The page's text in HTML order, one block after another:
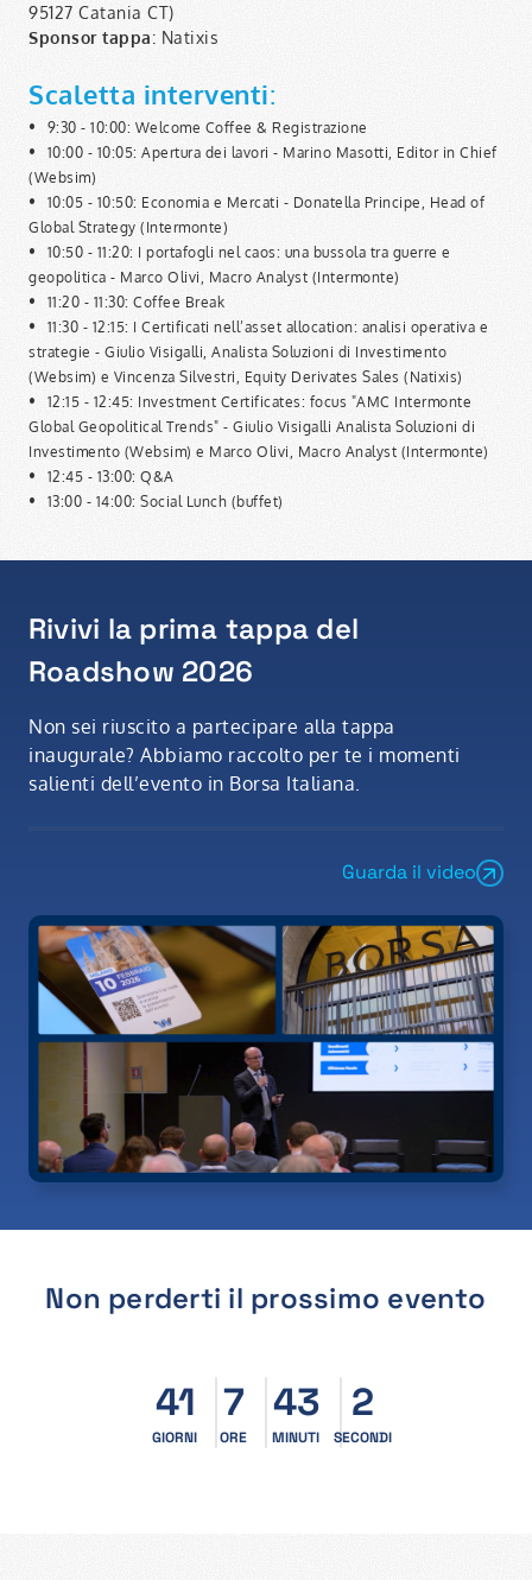
95127 Catania CT)
Sponsor tappa: Natixis
Scaletta interventi:
• 9:30 - 10:00: Welcome Coffee & Registrazione
• 10:00 - 10:05: Apertura dei lavori - Marino Masotti, Editor in Chief
(Websim)
• 10:05 - 10:50: Economia e Mercati - Donatella Principe, Head of
Global Strategy (Intermonte)
• 10:50 - 11:20: I portafogli nel caos: una bussola tra guerre e
geopolitica - Marco Olivi, Macro Analyst (Intermonte)
• 11:20 - 11:30: Coffee Break
• 11:30 - 12:15: I Certificati nell’asset allocation: analisi operativa e
strategie - Giulio Visigalli, Analista Soluzioni di Investimento
(Websim) e Vincenza Silvestri, Equity Derivates Sales (Natixis)
• 12:15 - 12:45: Investment Certificates: focus "AMC Intermonte
Global Geopolitical Trends" - Giulio Visigalli Analista Soluzioni di
Investimento (Websim) e Marco Olivi, Macro Analyst (Intermonte)
• 12:45 - 13:00: Q&A
• 13:00 - 14:00: Social Lunch (buffet)
Rivivi la prima tappa del
Roadshow 2026
Non sei riuscito a partecipare alla tappa
inaugurale? Abbiamo raccolto per te i momenti
salienti dell’evento in Borsa Italiana.
Guarda il video
Non perderti il prossimo evento
41
GIORNI
7
ORE
43
MINUTI
1
SECONDI